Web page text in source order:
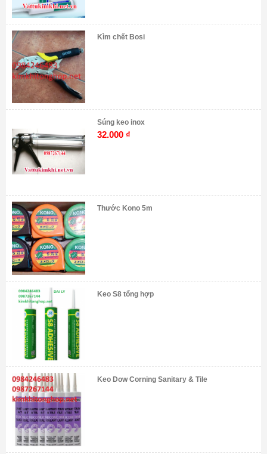
Kìm chết Bosi
Súng keo inox
32.000 ₫
Thước Kono 5m
Keo S8 tổng hợp
Keo Dow Corning Sanitary & Tile